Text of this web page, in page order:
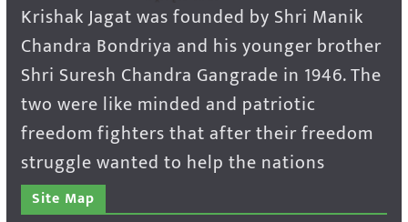
Krishak Jagat was founded by Shri Manik
Chandra Bondriya and his younger brother
Shri Suresh Chandra Gangrade in 1946. The
two were like minded and patriotic
freedom fighters that after their freedom
struggle wanted to help the nations
Site Map